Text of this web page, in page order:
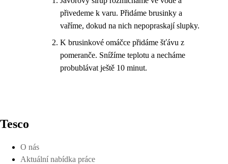
přivedeme k varu. Přidáme brusinky a
vaříme, dokud na nich nepopraskají slupky.
K brusinkové omáčce přidáme šťávu z
pomeranče. Snížíme teplotu a necháme
probublávat ještě 10 minut.
Tesco
O nás
Aktuální nabídka práce